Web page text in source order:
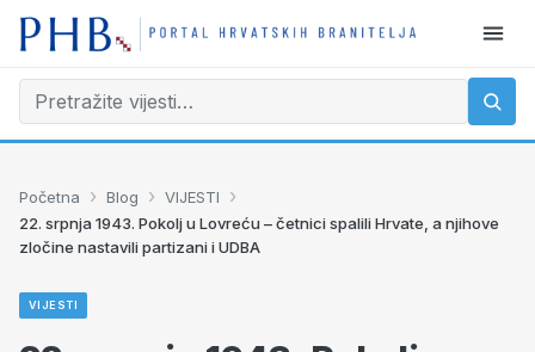
Početna › Blog › VIJESTI ›
22. srpnja 1943. Pokolj u Lovreću – četnici spalili Hrvate, a njihove
zločine nastavili partizani i UDBA
VIJESTI